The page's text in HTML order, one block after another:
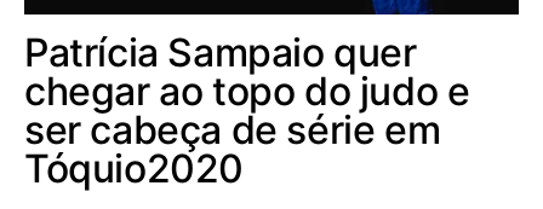
Patrícia Sampaio quer
chegar ao topo do judo e
ser cabeça de série em
Tóquio2020